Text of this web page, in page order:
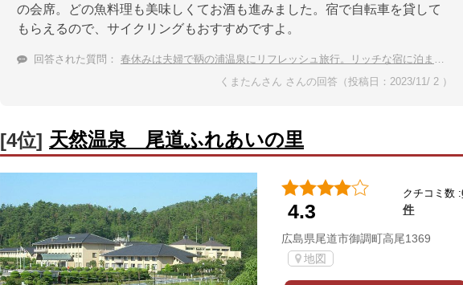
の会席。どの魚料理も美味しくてお酒も進みました。宿で自転車を貸して
もらえるので、サイクリングもおすすめですよ。
回答された質問： 春休みは夫婦で鞆の浦温泉にリフレッシュ旅行。リッチな宿に泊まりたい！
くまたんさん さんの回答（投稿日：2023/11/ 2 ）
[4位] 天然温泉 尾道ふれあいの里
4.3
クチコミ数 :
件
広島県尾道市御調町高尾1369
地図